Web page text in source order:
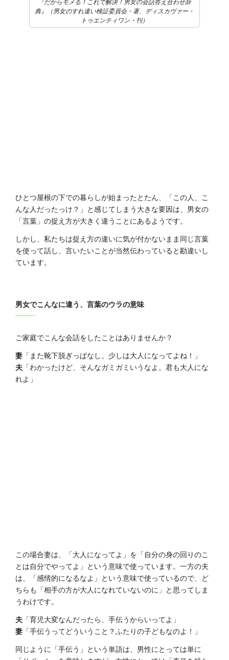
典』（男女のすれ違い検証委員会・著、ディスカヴァー・
トゥエンティワン・刊）
ひとつ屋根の下での暮らしが始まったとたん、「この人、こ
んな人だったっけ？」と感じてしまう大きな要因は、男女の
「言葉」の捉え方が大きく違うことにあるようです。
しかし、私たちは捉え方の違いに気が付かないまま同じ言葉
を使って話し、言いたいことが当然伝わっていると勘違いし
ています。
男女でこんなに違う、言葉のウラの意味
ご家庭でこんな会話をしたことはありませんか？
妻 「また靴下脱ぎっぱなし。少しは大人になってよね！」
夫 「わかったけど、そんなガミガミいうなよ。君も大人にな
れよ」
この場合妻は、「大人になってよ」を「自分の身の回りのこ
とは自分でやってよ」という意味で使っています。一方の夫
は、「感情的になるなよ」という意味で使っているので、ど
ちらも「相手の方が大人になれていないのに」と思ってしま
うわけです。
夫 「育児大変なんだったら、手伝うからいってよ」
妻 「手伝うってどういうこと？ふたりの子どもなのよ！」
同じように「手伝う」という単語は、男性にとっては単に